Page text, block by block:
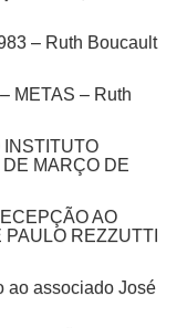
– Ruth Boucault
METAS – Ruth
INSTITUTO
MARÇO DE
AO
REZZUTTI
ao associado José